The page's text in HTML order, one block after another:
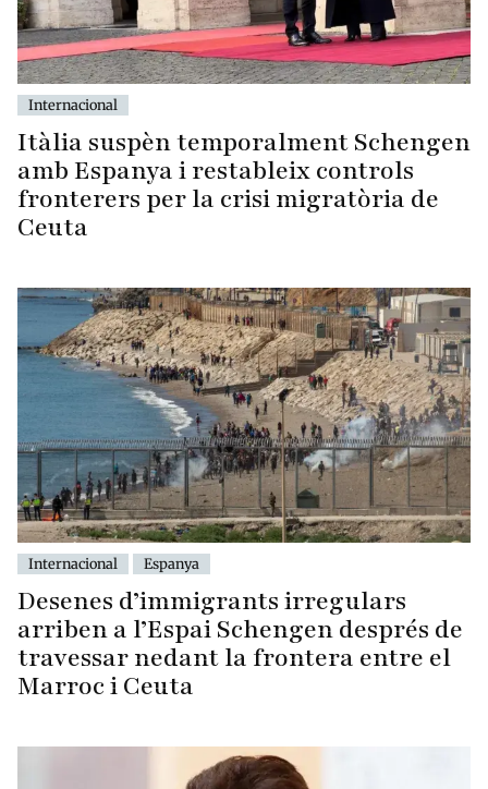
Internacional
Itàlia suspèn temporalment Schengen
amb Espanya i restableix controls
fronterers per la crisi migratòria de
Ceuta
Internacional Espanya
Desenes d’immigrants irregulars
arriben a l’Espai Schengen després de
travessar nedant la frontera entre el
Marroc i Ceuta